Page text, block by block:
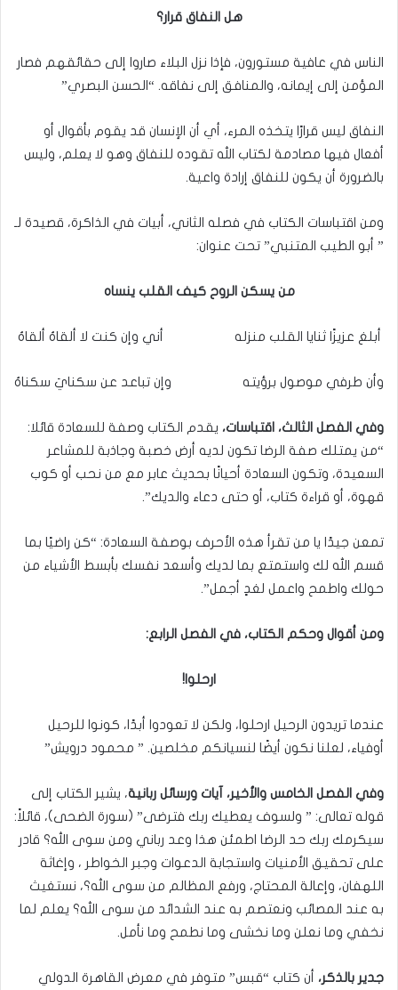
هل النفاق قرار؟
الناس في عافية مستورون، فإذا نزل البلاء صاروا إلى حقائقهم فصار
المؤمن إلى إيمانه، والمنافق إلى نفاقه. “الحسن البصري”
النفاق ليس قرارًا يتخذه المرء، أي أن الإنسان قد يقوم بأقوال أو
أفعال فيها مصادمة لكتاب الله تقوده للنفاق وهو لا يعلم، وليس
بالضرورة أن يكون للنفاق إرادة واعية.
ومن اقتباسات الكتاب في فصله الثاني، أبيات في الذاكرة، قصيدة لـ
” أبو الطيب المتنبي” تحت عنوان:
من يسكن الروح كيف القلب ينساه
أبلغ عزيزًا ثنايا القلب منزله أني وإن كنت لا ألقاهُ ألقاهُ
وأن طرفي موصول برؤيته وإن تباعد عن سكنايَ سكناهُ
وفي الفصل الثالث، اقتباسات، يقدم الكتاب وصفة للسعادة قائلا:
“من يمتلك صفة الرضا تكون لديه أرض خصبة وجاذبة للمشاعر
السعيدة، وتكون السعادة أحيانًا بحديث عابر مع من نحب أو كوب
قهوة، أو قراءة كتاب، أو حتى دعاء والديك”.
تمعن جيدًا يا من تقرأ هذه الأحرف بوصفة السعادة: “كن راضيًا بما
قسم الله لك واستمتع بما لديك وأسعد نفسك بأبسط الأشياء من
حولك واطمح واعمل لغدٍ أجمل”.
ومن أقوال وحكم الكتاب، في الفصل الرابع:
ارحلوا!
عندما تريدون الرحيل ارحلوا، ولكن لا تعودوا أبدًا، كونوا للرحيل
أوفياء، لعلنا نكون أيضًا لنسيانكم مخلصين. ” محمود درويش”
وفي الفصل الخامس والأخير، آيات ورسائل ربانية، يشير الكتاب إلى
قوله تعالى: ” ولسوف يعطيك ربك فترضى” (سورة الضحى)، قائلاً:
سيكرمك ربك حد الرضا اطمئن هذا وعد رباني ومن سوى الله؟ قادر
على تحقيق الأمنيات واستجابة الدعوات وجبر الخواطر ، وإغاثة
اللهفان، وإعالة المحتاج، ورفع المظالم من سوى الله؟، نستغيث
به عند المصائب ونعتصم به عند الشدائد من سوى الله؟ يعلم لما
نخفي وما نعلن وما نخشى وما نطمح وما نأمل.
جدير بالذكر، أن كتاب “قبس” متوفر في معرض القاهرة الدولي